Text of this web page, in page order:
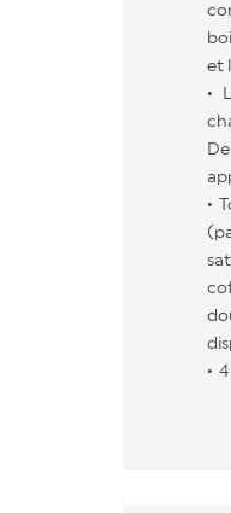
et